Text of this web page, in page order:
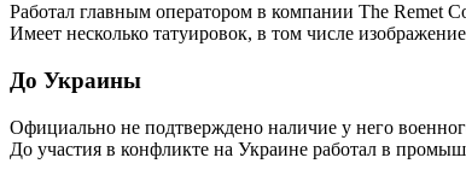
Работал главным оператором в компании The Remet
Имеет несколько татуировок, в том числе
До Украины
Официально не подтверждено наличие у него
До участия в конфликте на Украине работал в